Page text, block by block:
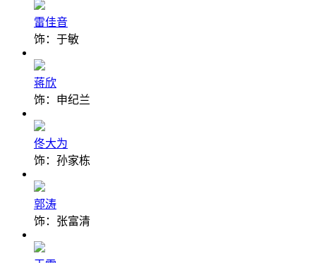
雷佳音
饰：于敏
蒋欣
饰：申纪兰
佟大为
饰：孙家栋
郭涛
饰：张富清